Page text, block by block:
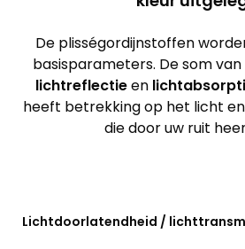
De plisségordijnstoffen
basisparameters. De som van
lichtreflectieen
heeft betrekking op het licht
die door uw ruit
Lichtdoorlatendheid /